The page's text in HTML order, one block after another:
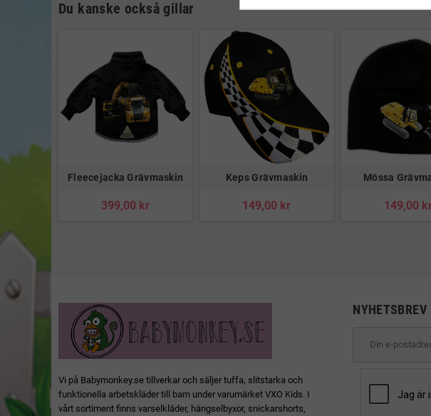
Du kanske också gillar
Fleecejacka Grävmaskin
399,00 kr
Keps Grävmaskin
149,00 kr
Mössa
149,00
Vi på Babymonkey.se tillverkar och säljer tuffa, slitstarka och
funktionella arbetskläder till barn under varumärket VXO Kids. I
vårt sortiment finns varselkläder, hängselbyxor, snickarshorts,
NYHETSBREV